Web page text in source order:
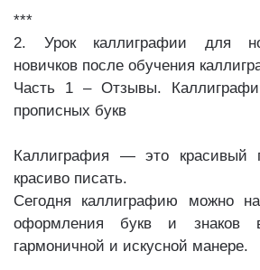
***
2. Урок каллиграфии для
новичков после обучения
Часть 1 – Отзывы.
прописных букв
Каллиграфия — это красивый
красиво писать.
Сегодня каллиграфию можно
оформления букв и знаков в
гармоничной и искусной манере.